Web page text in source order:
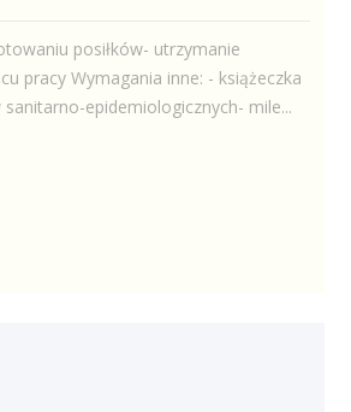
posiłków- utrzymanie
pracy Wymagania inne: - książeczka
epidemiologicznych- mile...